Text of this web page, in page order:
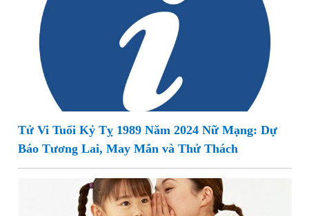
Tử Vi Tuổi Kỷ Tỵ 1989 Năm 2024 Nữ Mạng: Dự
Báo Tương Lai, May Mắn và Thử Thách